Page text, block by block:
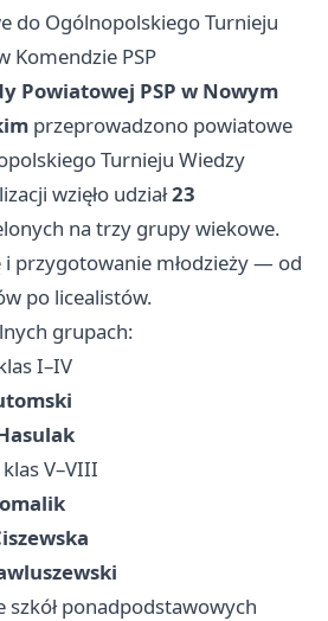
do Ogólnopolskiego Turnieju
Komendzie PSP
Powiatowej PSP w Nowym
przeprowadzono powiatowe
Turnieju Wiedzy
wzięło udział23
na trzy grupy wiekowe.
i przygotowanie młodzieży — od
po licealistów.
grupach:
I–IV
V–VIII
ponadpodstawowych